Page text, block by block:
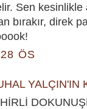
Sen kesinlikle
bırakır, direk
ÖS
YALÇIN'IN